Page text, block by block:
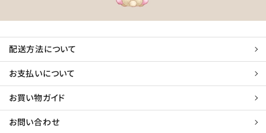
配送方法について
お支払いについて
お買い物ガイド
お問い合わせ